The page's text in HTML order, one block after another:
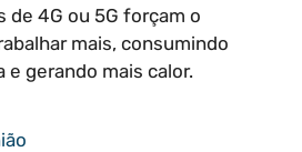
de 4G ou 5G forçam o
mais, consumindo
e gerando mais calor.